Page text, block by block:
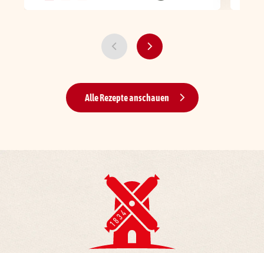
Alle Rezepte anschauen